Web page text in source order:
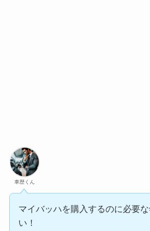
車歴くん
マイバッハを購入するのに必要
い！